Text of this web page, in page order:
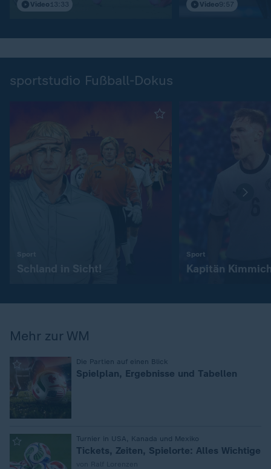
Video 13:33 Video9:57
sportstudio Fußball-Dokus
Schland in Sicht!
Sport
Kapitän
Mehr zur WM
Die Partien auf einen Blick
Spielplan, Ergebnisse und Tabellen
Turnier in USA, Kanada und Mexiko
Tickets, Zeiten, Spielorte: Alles Wichtige